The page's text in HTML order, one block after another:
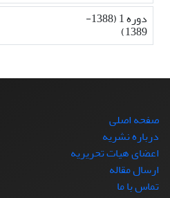
دوره 1 (1388-
1389)
صفحه اصلی
درباره نشریه
اعضای هیات تحریریه
ارسال مقاله
تماس با ما